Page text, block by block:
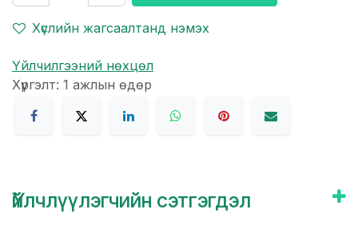
Хүслийн жагсаалтанд нэмэх
Үйлчилгээний нөхцөл
Хүргэлт: 1 ажлын өдөр
Үйлчлүүлэгчийн сэтгэгдэл